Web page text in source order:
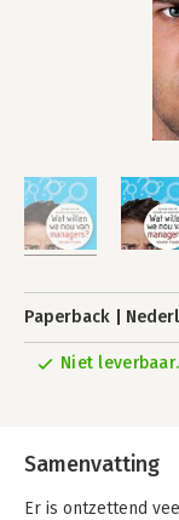
Paperback
Niet leverbaar.
Samenvatting
Er is ontzettend